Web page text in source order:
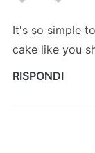
It's so simple
cake like you
RISPONDI